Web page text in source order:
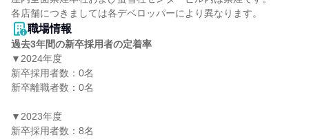
各店舗につきましては各デベロッパーにより異なります。
職場情報
過去3年間の新卒採用者の定着率
▼2024年度
新卒採用者数：0名
新卒離職者数：0名
▼2023年度
新卒採用者数：8名